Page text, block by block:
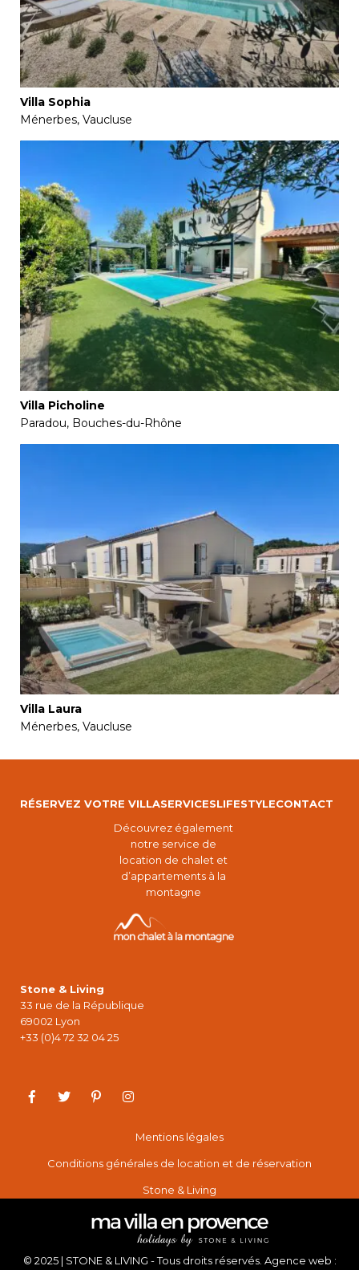
Villa Sophia
Ménerbes, Vaucluse
Villa Picholine
Paradou, Bouches-du-Rhône
Villa Laura
Ménerbes, Vaucluse
RÉSERVEZ VOTRE VILLASERVICESLIFESTYLECONTACT
Découvrez également
notre service de
location de chalet et
d’appartements à la
montagne
Stone & Living
33 rue de la République
69002 Lyon
+33 (0)4 72 32 04 25
Mentions légales
Conditions générales de location et de réservation
Stone & Living
© 2025 | STONE & LIVING - Tous droits réservés. Agence web :